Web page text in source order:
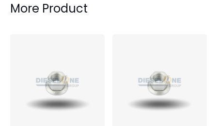
More Product